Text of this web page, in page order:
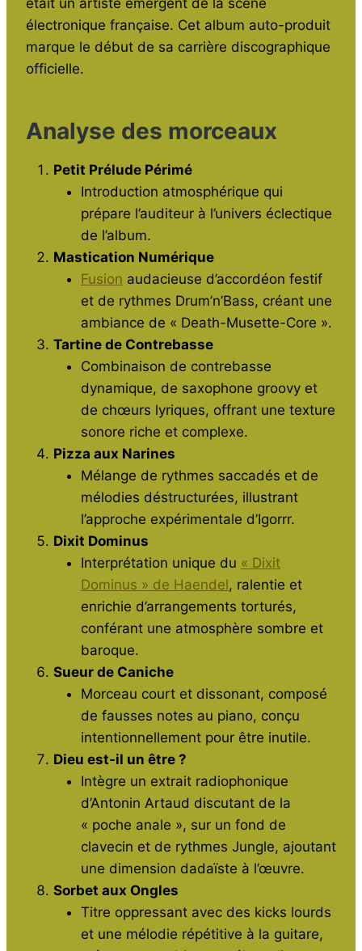
électronique française. Cet album auto-produit
marque le début de sa carrière discographique
officielle.
Analyse des morceaux
Petit Prélude Périmé
Introduction atmosphérique qui
prépare l’auditeur à l’univers éclectique
de l’album.
Mastication Numérique
Fusion audacieuse d’accordéon festif
et de rythmes Drum’n’Bass, créant une
ambiance de « Death-Musette-Core ».
Tartine de Contrebasse
Combinaison de contrebasse
dynamique, de saxophone groovy et
de chœurs lyriques, offrant une texture
sonore riche et complexe.
Pizza aux Narines
Mélange de rythmes saccadés et de
mélodies déstructurées, illustrant
l’approche expérimentale d’Igorrr.
Dixit Dominus
Interprétation unique du « Dixit
Dominus » de Haendel, ralentie et
enrichie d’arrangements torturés,
conférant une atmosphère sombre et
baroque.
Sueur de Caniche
Morceau court et dissonant, composé
de fausses notes au piano, conçu
intentionnellement pour être inutile.
Dieu est-il un être ?
Intègre un extrait radiophonique
d’Antonin Artaud discutant de la
« poche anale », sur un fond de
clavecin et de rythmes Jungle, ajoutant
une dimension dadaïste à l’œuvre.
Sorbet aux Ongles
Titre oppressant avec des kicks lourds
et une mélodie répétitive à la guitare,